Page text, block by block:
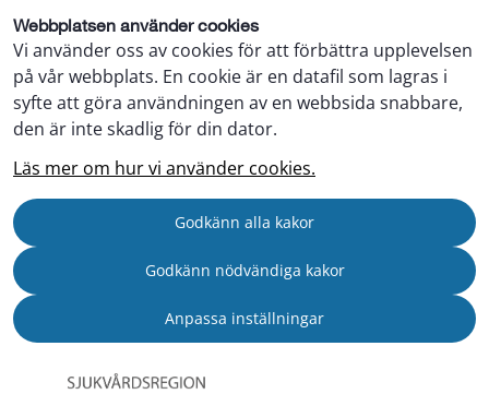
Webbplatsen använder cookies
Vi använder oss av cookies för att förbättra upplevelsen
på vår webbplats. En cookie är en datafil som lagras i
syfte att göra användningen av en webbsida snabbare,
den är inte skadlig för din dator.
Läs mer om hur vi använder cookies.
Godkänn alla kakor
Godkänn nödvändiga kakor
Anpassa inställningar